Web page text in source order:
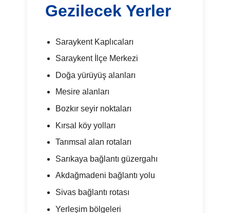
Gezilecek Yerler
Saraykent Kaplıcaları
Saraykent İlçe Merkezi
Doğa yürüyüş alanları
Mesire alanları
Bozkır seyir noktaları
Kırsal köy yolları
Tarımsal alan rotaları
Sarıkaya bağlantı güzergahı
Akdağmadeni bağlantı yolu
Sivas bağlantı rotası
Yerleşim bölgeleri